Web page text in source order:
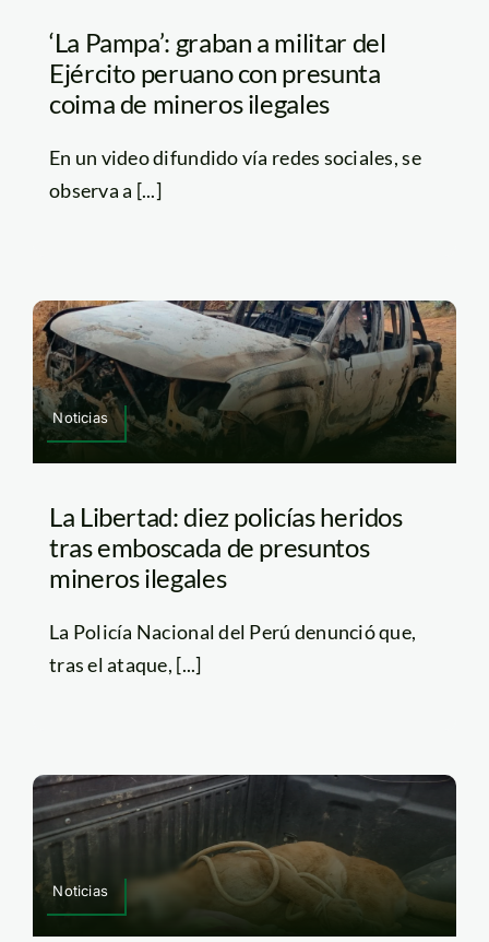
‘La Pampa’: graban a militar del
Ejército peruano con presunta
coima de mineros ilegales
En un video difundido vía redes sociales, se
observa a [...]
Noticias
La Libertad: diez policías heridos
tras emboscada de presuntos
mineros ilegales
La Policía Nacional del Perú denunció que,
tras el ataque, [...]
Noticias